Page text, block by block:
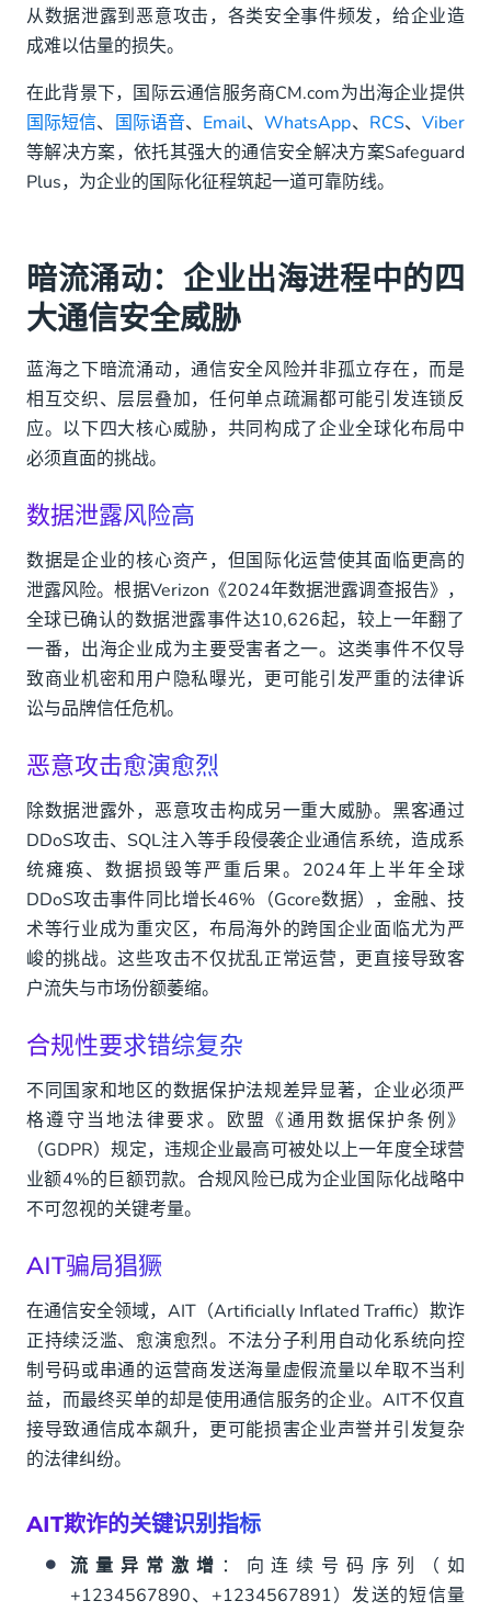
恶意攻击愈演愈烈
AIT骗局猖獗
2. 利器出鞘：Safeguard Plus如何构建全方位安全防
线
从数据泄露到恶意攻击，各类安全事件频发，给企业造
成难以估量的损失。
在此背景下，国际云通信服务商CM.com为出海企业提供
国际短信、 国际语音、 Email、WhatsApp、 RCS、 Viber
等解决方案，依托其强大的通信安全解决方案Safeguard
Plus，为企业的国际化征程筑起一道可靠防线。
暗流涌动：企业出海进程中的四
大通信安全威胁
蓝海之下暗流涌动，通信安全风险并非孤立存在，而是
相互交织、层层叠加，任何单点疏漏都可能引发连锁反
应。以下四大核心威胁，共同构成了企业全球化布局中
必须直面的挑战。
数据泄露风险高
数据是企业的核心资产，但国际化运营使其面临更高的
泄露风险。根据Verizon《2024年数据泄露调查报告》，
全球已确认的数据泄露事件达10,626起，较上一年翻了
一番，出海企业成为主要受害者之一。这类事件不仅导
致商业机密和用户隐私曝光，更可能引发严重的法律诉
讼与品牌信任危机。
恶意攻击愈演愈烈
除数据泄露外，恶意攻击构成另一重大威胁。黑客通过
DDoS攻击、SQL注入等手段侵袭企业通信系统，造成系
统瘫痪、数据损毁等严重后果。2024年上半年全球
DDoS攻击事件同比增长46%（Gcore数据），金融、技
术等行业成为重灾区，布局海外的跨国企业面临尤为严
峻的挑战。这些攻击不仅扰乱正常运营，更直接导致客
户流失与市场份额萎缩。
合规性要求错综复杂
不同国家和地区的数据保护法规差异显著，企业必须严
格遵守当地法律要求。欧盟《通用数据保护条例》
（GDPR）规定，违规企业最高可被处以上一年度全球营
业额4%的巨额罚款。合规风险已成为企业国际化战略中
不可忽视的关键考量。
AIT骗局猖獗
在通信安全领域，AIT（Artificially Inflated Traffic）欺诈
正持续泛滥、愈演愈烈。不法分子利用自动化系统向控
制号码或串通的运营商发送海量虚假流量以牟取不当利
益，而最终买单的却是使用通信服务的企业。AIT不仅直
接导致通信成本飙升，更可能损害企业声誉并引发复杂
的法律纠纷。
AIT欺诈的关键识别指标
流量异常激增 ：向连续号码序列（如
+1234567890、+1234567891）发送的短信量